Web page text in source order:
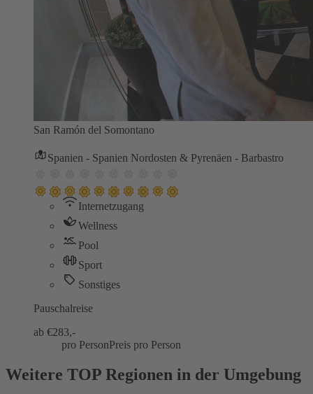
San Ramón del Somontano
Spanien - Spanien Nordosten & Pyrenäen - Barbastro
Internetzugang
Wellness
Pool
Sport
Sonstiges
Pauschalreise
ab €283,-
pro PersonPreis pro Person
Weitere TOP Regionen in der Umgebung